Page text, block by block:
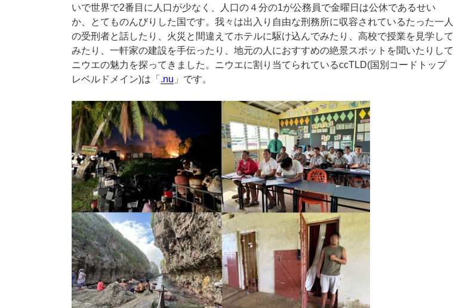
いで世界で2番目に人口が少なく、人口の４分の1が公務員で金曜日は公休であるせい
か、とてものんびりした国です。我々は出入り自由な刑務所に収容されているたった一人
の受刑者と話したり、火災と間違えてホテルに駆け込んでみたり、高校で授業を見学して
みたり、一軒家の建設を手伝ったり、地元の人におすすめの絶景スポットを聞いたりして
ニウエの魅力を探ってきました。ニウエに割り当てられているccTLD(国別コードトップ
レベルドメイン)は「 .nu 」です。